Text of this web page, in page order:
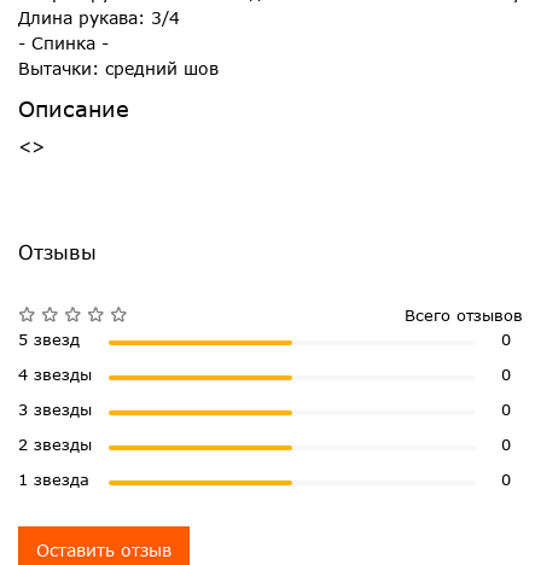
Длина рукава: 3/4
- Спинка -
Вытачки: средний шов
Описание
<>
Отзывы
Всего отзывов
5 звезд
0
4 звезды
0
3 звезды
0
2 звезды
0
1 звезда
0
Оставить отзыв